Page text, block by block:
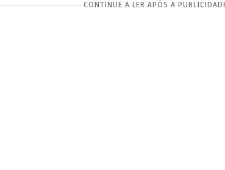
CONTINUE A LER APÓS A